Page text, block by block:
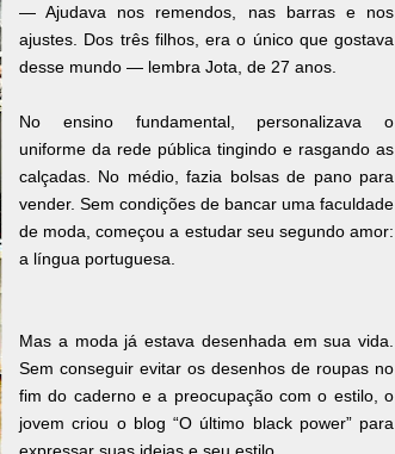
— Ajudava nos remendos, nas barras e nos
ajustes. Dos três filhos, era o único que gostava
desse mundo — lembra Jota, de 27 anos.
No ensino fundamental, personalizava o
uniforme da rede pública tingindo e rasgando as
calçadas. No médio, fazia bolsas de pano para
vender. Sem condições de bancar uma faculdade
de moda, começou a estudar seu segundo amor:
a língua portuguesa.
Mas a moda já estava desenhada em sua vida.
Sem conseguir evitar os desenhos de roupas no
fim do caderno e a preocupação com o estilo, o
jovem criou o blog “O último black power” para
expressar suas ideias e seu estilo.